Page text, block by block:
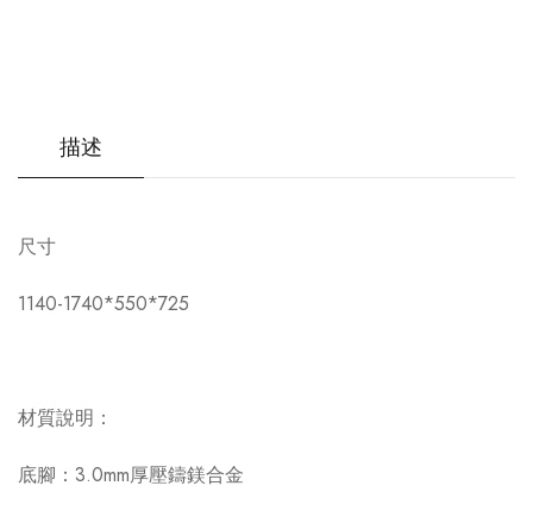
描述
尺寸
1140-1740*550*725
材質說明：
底腳：3.0mm厚壓鑄鎂合金